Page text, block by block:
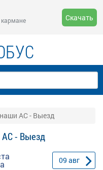
кармане
Скачать
АС - Выезд
АС - Выезд
09 авг